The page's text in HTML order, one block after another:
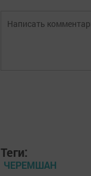
Теги:
ЧЕРЕМШАН